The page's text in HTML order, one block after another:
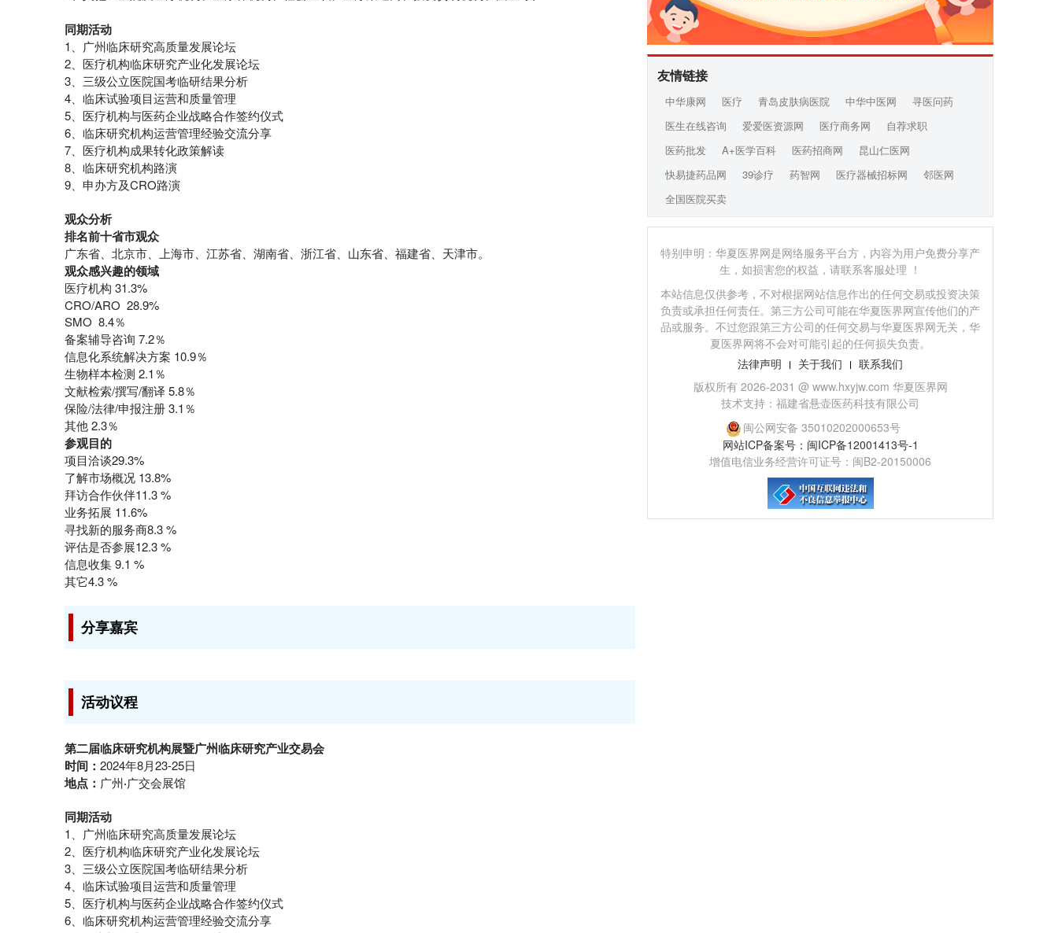
同期活动
1、广州临床研究高质量发展论坛
2、医疗机构临床研究产业化发展论坛
3、三级公立医院国考临研结果分析
4、临床试验项目运营和质量管理
5、医疗机构与医药企业战略合作签约仪式
6、临床研究机构运营管理经验交流分享
7、医疗机构成果转化政策解读
8、临床研究机构路演
9、申办方及CRO路演
观众分析
排名前十省市观众
广东省、北京市、上海市、江苏省、湖南省、浙江省、山东省、福建省、天津市。
观众感兴趣的领域
医疗机构 31.3%
CRO/ARO 28.9%
SMO 8.4％
备案辅导咨询 7.2％
信息化系统解决方案 10.9％
生物样本检测 2.1％
文献检索/撰写/翻译 5.8％
保险/法律/申报注册 3.1％
其他 2.3％
参观目的
项目洽谈29.3%
了解市场概况 13.8%
拜访合作伙伴11.3 %
业务拓展 11.6%
寻找新的服务商8.3 %
评估是否参展12.3 %
信息收集 9.1 %
其它4.3 %
分享嘉宾
活动议程
第二届临床研究机构展暨广州临床研究产业交易会
时间： 2024年8月23-25日
地点： 广州·广交会展馆
同期活动
1、广州临床研究高质量发展论坛
2、医疗机构临床研究产业化发展论坛
3、三级公立医院国考临研结果分析
4、临床试验项目运营和质量管理
5、医疗机构与医药企业战略合作签约仪式
6、临床研究机构运营管理经验交流分享
友情链接
中华康网 医疗 青岛皮肤病医院 中华中医网
寻医问药
医生在线咨询
爱爱医资源网 医疗商务网
自荐求职
医药批发
A+医学百科 医药招商网
昆山仁医网
快易捷药品网
39诊疗 药智网 医疗器械招标网
邻医网
全国医院买卖
特别申明：华夏医界网是网络服务平台方，内容为用户免费分享产
生，如损害您的权益，请联系客服处理 ！
本站信息仅供参考，不对根据网站信息作出的任何交易或投资决策
负责或承担任何责任。第三方公司可能在华夏医界网宣传他们的产
品或服务。不过您跟第三方公司的任何交易与华夏医界网无关，华
夏医界网将不会对可能引起的任何损失负责。
法律声明
关于我们
联系我们
版权所有 2026-2031 @ www.hxyjw.com 华夏医界网
技术支持：福建省悬壶医药科技有限公司
闽公网安备 35010202000653号
网站ICP备案号：闽ICP备12001413号-1
增值电信业务经营许可证号：闽B2-20150006